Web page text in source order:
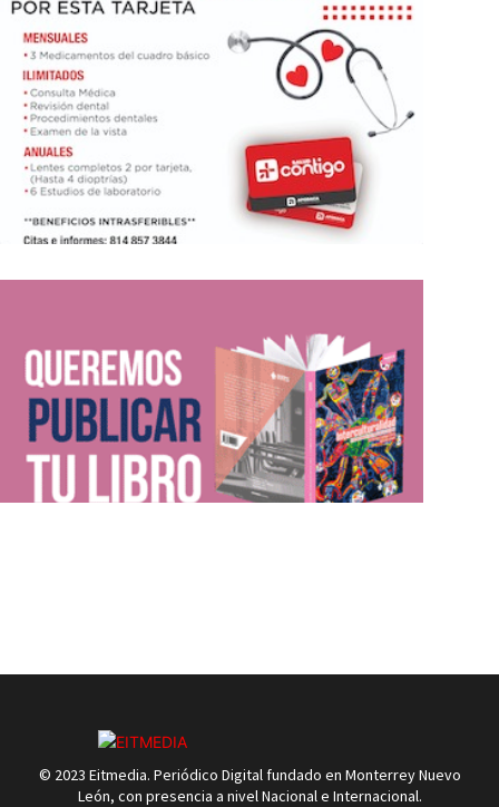
© 2023 Eitmedia. Periódico Digital fundado en Monterrey Nuevo
León, con presencia a nivel Nacional e Internacional.